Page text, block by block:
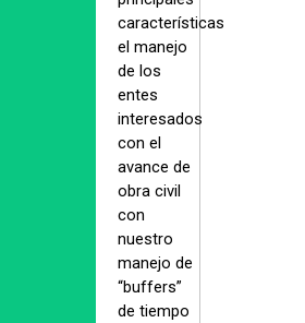
características
el manejo
de los
entes
interesados
con el
avance de
obra civil
con
nuestro
manejo de
“buffers”
de tiempo